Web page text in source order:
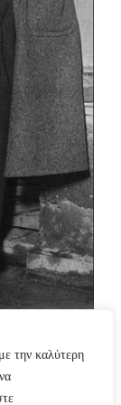
την καλύτερη